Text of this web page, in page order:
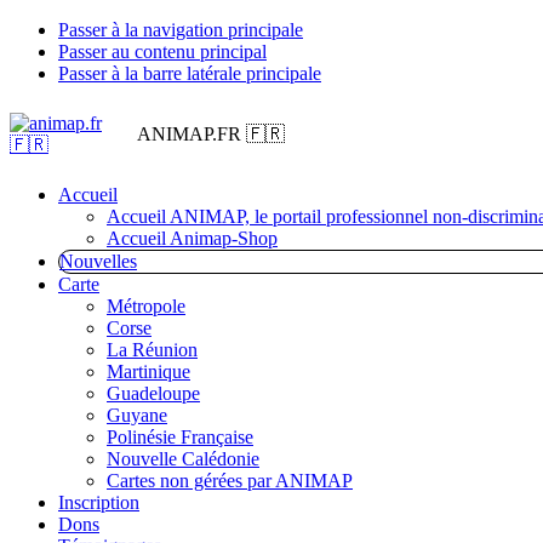
Passer à la navigation principale
Passer au contenu principal
Passer à la barre latérale principale
ANIMAP.FR 🇫🇷
Accueil
Accueil ANIMAP, le portail professionnel non-
Accueil Animap-Shop
Nouvelles
Carte
Métropole
Corse
La Réunion
Martinique
Guadeloupe
Guyane
Polinésie Française
Nouvelle Calédonie
Cartes non gérées par ANIMAP
Inscription
Dons